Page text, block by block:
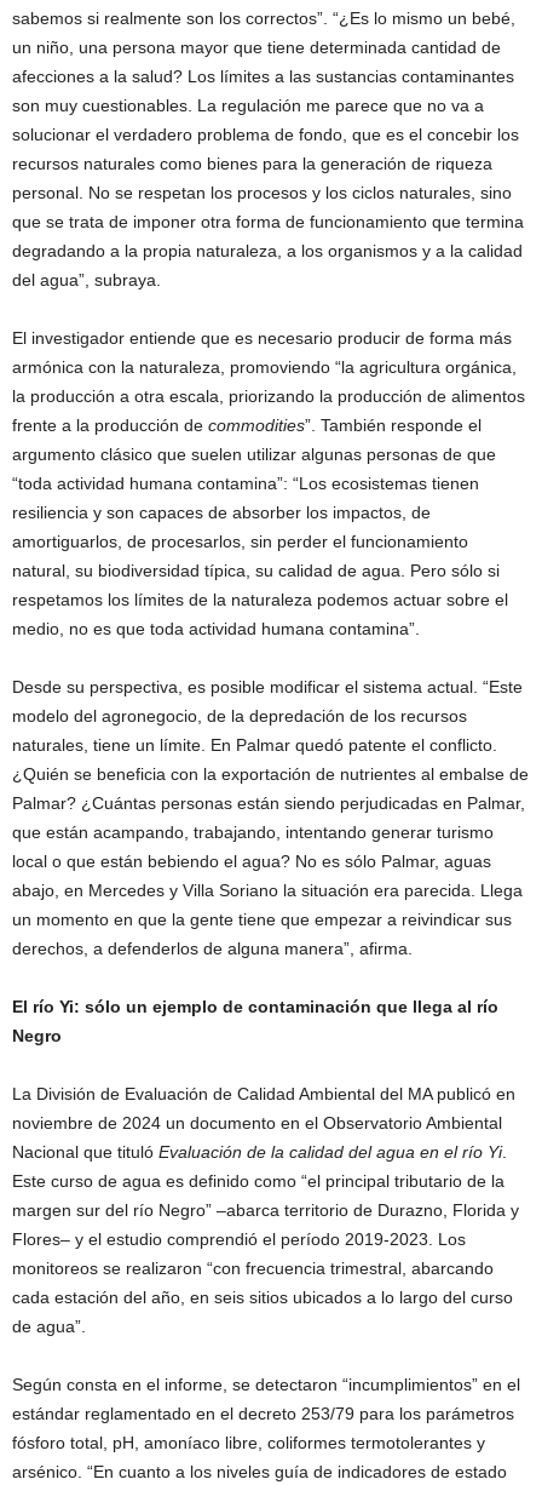
sabemos si realmente son los correctos”. “¿Es lo mismo un bebé,
un niño, una persona mayor que tiene determinada cantidad de
afecciones a la salud? Los límites a las sustancias contaminantes
son muy cuestionables. La regulación me parece que no va a
solucionar el verdadero problema de fondo, que es el concebir los
recursos naturales como bienes para la generación de riqueza
personal. No se respetan los procesos y los ciclos naturales, sino
que se trata de imponer otra forma de funcionamiento que termina
degradando a la propia naturaleza, a los organismos y a la calidad
del agua”, subraya.
El investigador entiende que es necesario producir de forma más
armónica con la naturaleza, promoviendo “la agricultura orgánica,
la producción a otra escala, priorizando la producción de alimentos
frente a la producción de commodities”. También responde el
argumento clásico que suelen utilizar algunas personas de que
“toda actividad humana contamina”: “Los ecosistemas tienen
resiliencia y son capaces de absorber los impactos, de
amortiguarlos, de procesarlos, sin perder el funcionamiento
natural, su biodiversidad típica, su calidad de agua. Pero sólo si
respetamos los límites de la naturaleza podemos actuar sobre el
medio, no es que toda actividad humana contamina”.
Desde su perspectiva, es posible modificar el sistema actual. “Este
modelo del agronegocio, de la depredación de los recursos
naturales, tiene un límite. En Palmar quedó patente el conflicto.
¿Quién se beneficia con la exportación de nutrientes al embalse de
Palmar? ¿Cuántas personas están siendo perjudicadas en Palmar,
que están acampando, trabajando, intentando generar turismo
local o que están bebiendo el agua? No es sólo Palmar, aguas
abajo, en Mercedes y Villa Soriano la situación era parecida. Llega
un momento en que la gente tiene que empezar a reivindicar sus
derechos, a defenderlos de alguna manera”, afirma.
El río Yi: sólo un ejemplo de contaminación que llega al río
Negro
La División de Evaluación de Calidad Ambiental del MA publicó en
noviembre de 2024 un documento en el Observatorio Ambiental
Nacional que tituló Evaluación de la calidad del agua en el río Yi.
Este curso de agua es definido como “el principal tributario de la
margen sur del río Negro” –abarca territorio de Durazno, Florida y
Flores– y el estudio comprendió el período 2019-2023. Los
monitoreos se realizaron “con frecuencia trimestral, abarcando
cada estación del año, en seis sitios ubicados a lo largo del curso
de agua”.
Según consta en el informe, se detectaron “incumplimientos” en el
estándar reglamentado en el decreto 253/79 para los parámetros
fósforo total, pH, amoníaco libre, coliformes termotolerantes y
arsénico. “En cuanto a los niveles guía de indicadores de estado